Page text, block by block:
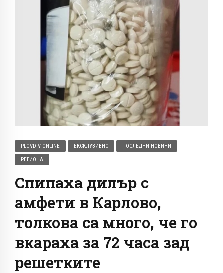
PLOVDIV ONLINE ЕКСКЛУЗИВНО ПОСЛЕДНИ НОВИНИ
РЕГИОНА
Спипаха дилър с
амфети в Карлово,
толкова са много, че го
вкараха за 72 часа зад
решетките